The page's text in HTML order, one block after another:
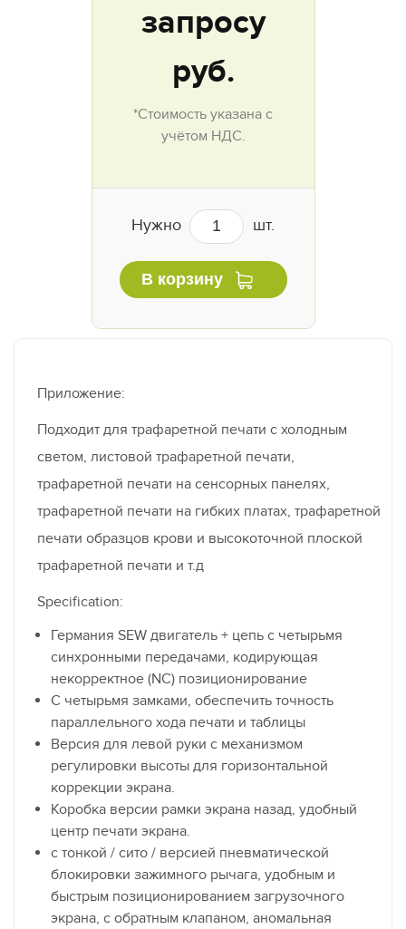
запросу
руб.
*Стоимость указана с
учётом НДС.
Нужно шт.
В корзину
Приложение:
Подходит для трафаретной печати с холодным
светом, листовой трафаретной печати,
трафаретной печати на сенсорных панелях,
трафаретной печати на гибких платах, трафаретной
печати образцов крови и высокоточной плоской
трафаретной печати и т.д
Specification:
Германия SEW двигатель + цепь с четырьмя
синхронными передачами, кодирующая
некорректное (NC) позиционирование
С четырьмя замками, обеспечить точность
параллельного хода печати и таблицы
Версия для левой руки с механизмом
регулировки высоты для горизонтальной
коррекции экрана.
Коробка версии рамки экрана назад, удобный
центр печати экрана.
с тонкой / сито / версией пневматической
блокировки зажимного рычага, удобным и
быстрым позиционированием загрузочного
экрана, с обратным клапаном, аномальная